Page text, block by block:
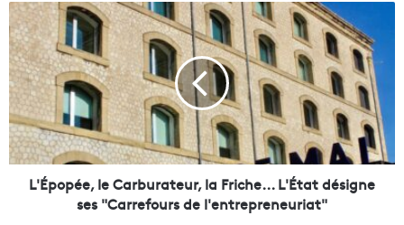
L
'
É
p
o
p
é
e
,
L'Épopée, le Carburateur, la Friche... L'État désigne
ses "Carrefours de l'entrepreneuriat"